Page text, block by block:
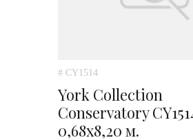
# CY1514
York Collection
Conservatory
0,68х8,20 м.